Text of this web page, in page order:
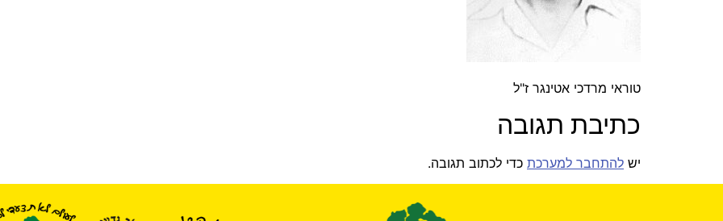
טוראי מרדכי אטינגר ז"ל
כתיבת תגובה
יש להתחבר למערכת כדי לכתוב תגובה.